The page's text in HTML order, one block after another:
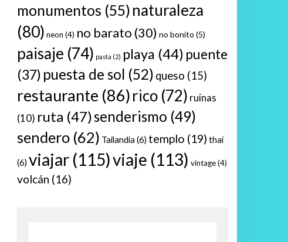
monumentos (55) naturaleza
(80) neon (4) no barato (30) no bonito (5)
paisaje (74) pasta (2) playa (44) puente
(37) puesta de sol (52) queso (15)
restaurante (86)rico (72) ruinas
(10) ruta (47)senderismo (49)
sendero (62) Tailandia (6) templo (19) thai
(6) viajar (115)viaje (113) vintage(4)
volcán (16)